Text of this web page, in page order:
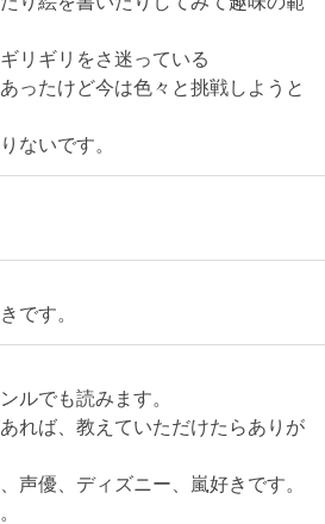
リギリをさ迷っている
ったけど今は色々と挑戦しようと
ないです。
です。
ルでも読みます。
れば、教えていただけたらありが
声優、ディズニー、嵐好きです。